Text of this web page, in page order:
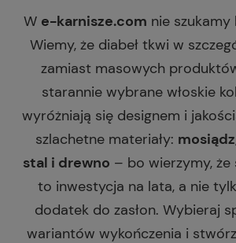
W e-karnisze.com nie
Wiemy, że diabeł tkwi w
zamiast masowych
starannie wybrane włoskie
wyróżniają się designem i
szlachetne materiały:
stal i drewno – bo wierzymy, że
to inwestycja na lata, a nie
dodatek do zasłon. Wybieraj
wariantów wykończenia i